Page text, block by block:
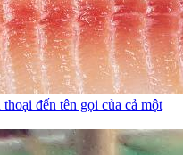
đến tên gọi của cả một